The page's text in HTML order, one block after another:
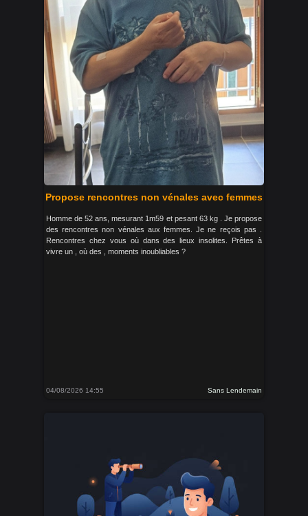
Propose rencontres non vénales avec femmes
Homme de 52 ans, mesurant 1m59 et pesant 63 kg . Je propose
des rencontres non vénales aux femmes. Je ne reçois pas .
Rencontres chez vous où dans des lieux insolites. Prêtes à
vivre un , où des , moments inoubliables ?
04/08/2026 14:55 Sans Lendemain